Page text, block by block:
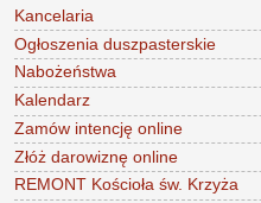
Kancelaria
Ogłoszenia duszpasterskie
Nabożeństwa
Kalendarz
Zamów intencję online
Złóż darowiznę online
REMONT Kościoła św. Krzyża